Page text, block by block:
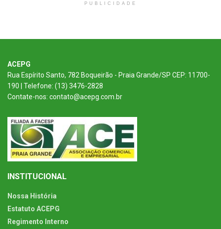
PUBLICIDADE
ACEPG
Rua Espírito Santo, 782 Boqueirão - Praia Grande/SP CEP: 11700-
190 | Telefone: (13) 3476-2828
Contate-nos: contato@acepg.com.br
INSTITUCIONAL
Nossa História
Estatuto ACEPG
Regimento Interno